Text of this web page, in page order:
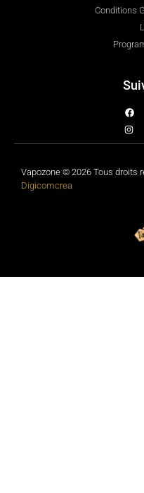
Conditions
Vapozone © 2026 Tous droits
Digicomcrea